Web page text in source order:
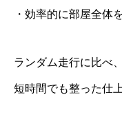
・効率的に部屋全体
ランダム走行に比べ、
短時間でも整った仕